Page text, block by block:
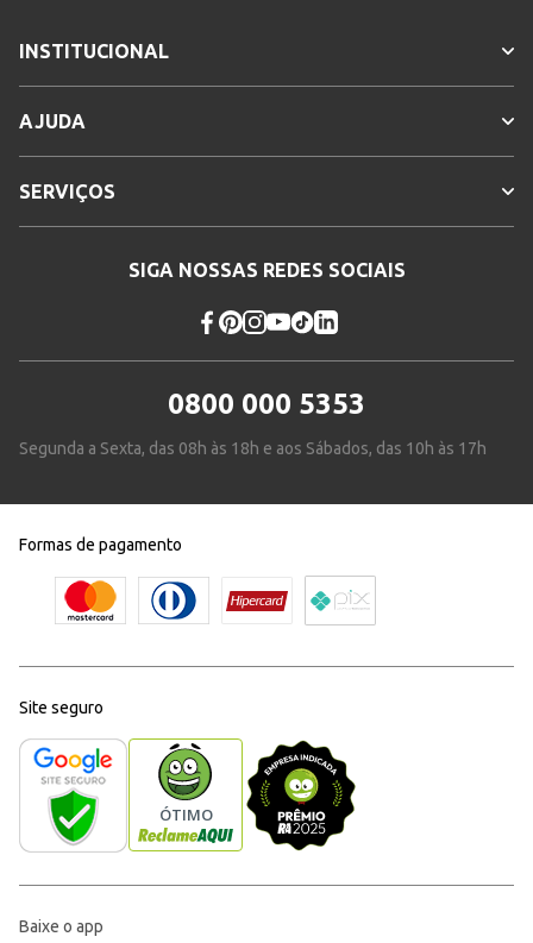
INSTITUCIONAL
AJUDA
SERVIÇOS
SIGA NOSSAS REDES SOCIAIS
0800 000 5353
Segunda a Sexta, das 08h às 18h e aos Sábados, das 10h às 17h
Formas de pagamento
Site seguro
Baixe o app